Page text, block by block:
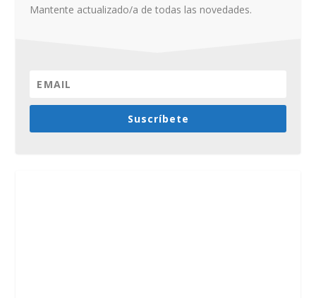
Mantente actualizado/a de todas las novedades.
Suscríbete